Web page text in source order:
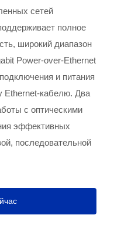
сетей
полное
широкий диапазон
Power-over-Ethernet
и питания
Ethernet-кабелю. Два
с оптическими
эффективных
последовательной